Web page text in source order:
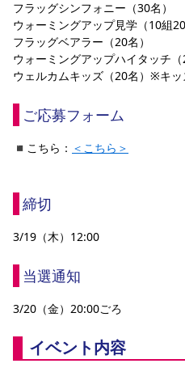
DAZNで観戦
アウェイツアー
アウェイツアー
よくある質問
活動レポート
SPORT POSITIVE
スポーツクラブ
スポーツクラブ
長居公園 セレッソフットサルパーク
セレッソ大阪アカデミー
フラッグシンフォニー（30名）
ウォーミングアップ見学（10組20
フラッグベアラー（20名）
ウォーミングアップハイタッチ
ウェルカムキッズ（20名）※キ
ご応募フォーム
◾️こちら： ＜こちら＞
締切
3/19（木）12:00
当選通知
3/20（金）20:00ごろ
イベント内容